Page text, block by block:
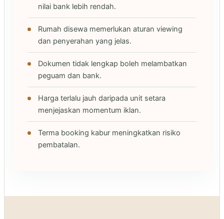
nilai bank lebih rendah.
Rumah disewa memerlukan aturan viewing
dan penyerahan yang jelas.
Dokumen tidak lengkap boleh melambatkan
peguam dan bank.
Harga terlalu jauh daripada unit setara
menjejaskan momentum iklan.
Terma booking kabur meningkatkan risiko
pembatalan.